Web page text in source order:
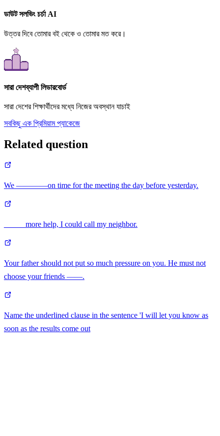
ডাউট সলভিং চর্চা AI
উত্তর দিবে তোমার বই থেকে ও তোমার মত করে।
সারা দেশব্যাপী লিডারবোর্ড
সারা দেশের শিক্ষার্থীদের মধ্যে নিজের অবস্থান যাচাই
সবকিছু এক প্রিমিয়াম প্যাকেজে
Related question
We ————on time for the meeting the day before yesterday.
_____ more help, I could call my neighbor.
Your father should not put so much pressure on you. He must not
choose your friends ——.
Name the underlined clause in the sentence 'I will let you know as
soon as the results come out